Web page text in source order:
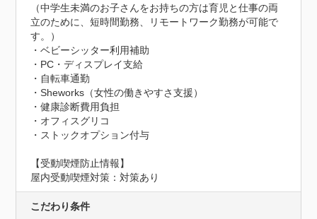
（中学生未満のお子さんをお持ちの方は育児と仕事の両
立のために、短時間勤務、リモートワーク勤務が可能で
す。）
・ベビーシッター利用補助
・PC・ディスプレイ支給
・自転車通勤
・Sheworks（女性の働きやすさ支援）
・健康診断費用負担
・オフィスグリコ
・ストックオプション付与
【受動喫煙防止情報】
屋内受動喫煙対策：対策あり
こだわり条件